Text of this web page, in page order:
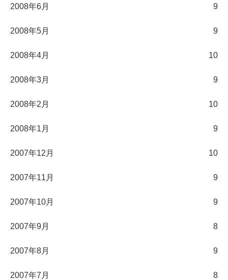
2008年6月 9
2008年5月 9
2008年4月 10
2008年3月 9
2008年2月 10
2008年1月 9
2007年12月 10
2007年11月 9
2007年10月 9
2007年9月 8
2007年8月 9
2007年7月 8